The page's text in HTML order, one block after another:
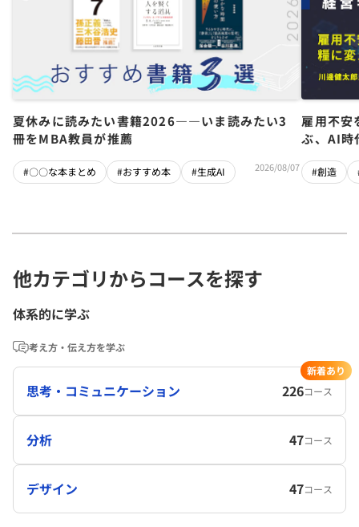
夏休みに読みたい書籍2026――いま読みたい3
冊をMBA教員が推薦
#〇〇な本まとめ #おすすめ本 #生成AI 2026/08/07
雇用不
ぶ、AI時
#創造
他カテゴリからコースを探す
体系的に学ぶ
考え方・伝え方を学ぶ
思考・コミュニケーション 226コース
新着あり
分析 47コース
デザイン 47コース